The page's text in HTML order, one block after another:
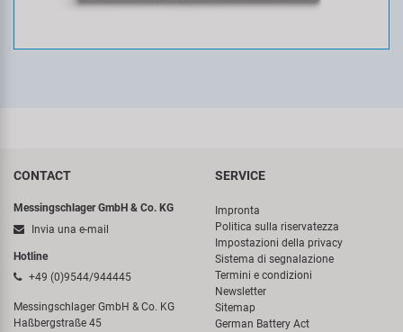
CONTACT
Messingschlager GmbH & Co. KG
Invia una e-mail
Hotline
+49 (0)9544/944445
Messingschlager GmbH & Co. KG
Haßbergstraße 45
SERVICE
Impronta
Politica sulla riservatezza
Impostazioni della privacy
Sistema di segnalazione
Termini e condizioni
Newsletter
Sitemap
German Battery Act